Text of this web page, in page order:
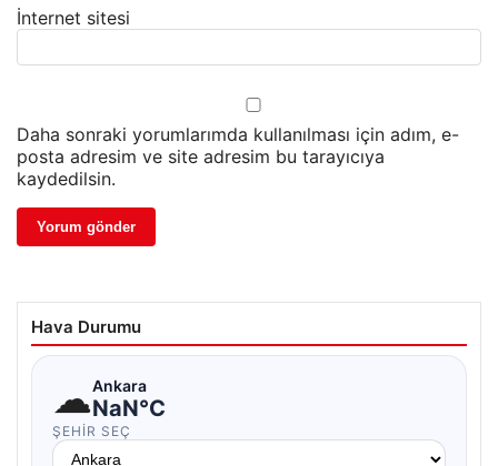
İnternet sitesi
Daha sonraki yorumlarımda kullanılması için adım, e-
posta adresim ve site adresim bu tarayıcıya
kaydedilsin.
Hava Durumu
☁Ankara
NaN°C
ŞEHIR SEÇ